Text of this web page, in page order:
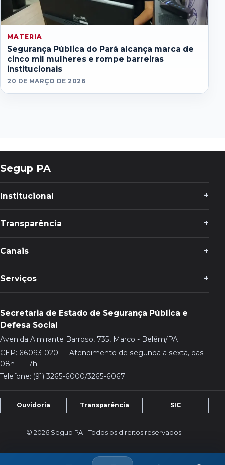
MATERIA
Segurança Pública do Pará alcança marca de
cinco mil mulheres e rompe barreiras
institucionais
20 DE MARÇO DE 2026
Segup PA
Institucional
Transparência
Canais
Serviços
Secretaria de Estado de Segurança Pública e
Defesa Social
Avenida Almirante Barroso, 735, Marco - Belém/PA
CEP: 66093-020 — Atendimento de segunda a sexta, das
08h — 17h
Telefone: (91) 3265-6000/3265-6067
Ouvidoria Transparência SIC
© 2026 Segup PA - Todos os direitos reservados.